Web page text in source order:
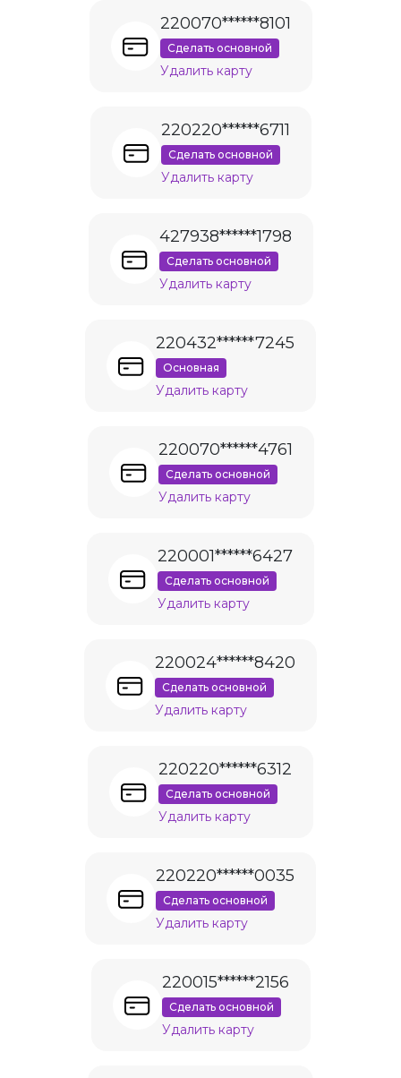
220070******8101
Сделать основной
Удалить карту
220220******6711
Сделать основной
Удалить карту
427938******1798
Сделать основной
Удалить карту
220432******7245
Основная
Удалить карту
220070******4761
Сделать основной
Удалить карту
220001******6427
Сделать основной
Удалить карту
220024******8420
Сделать основной
Удалить карту
220220******6312
Сделать основной
Удалить карту
220220******0035
Сделать основной
Удалить карту
220015******2156
Сделать основной
Удалить карту